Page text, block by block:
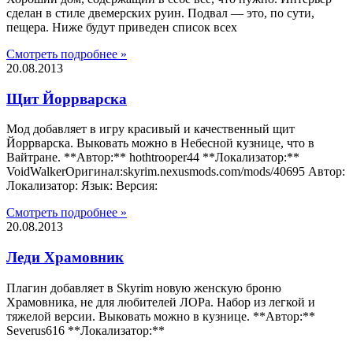
сделан в стиле двемерских руин. Подвал — это, по сути,
пещера. Ниже будут приведен список всех
Смотреть подробнее »
20.08.2013
Щит Йоррварска
Мод добавляет в игру красивый и качественный щит
Йоррварска. Выковать можно в Небесной кузнице, что в
Вайтране. **Автор:** hothtrooper44 **Локализатор:**
VoidWalkerОригинал:skyrim.nexusmods.com/mods/40695 Автор:
Локализатор: Язык: Версия:
Смотреть подробнее »
20.08.2013
Леди Храмовник
Плагин добавляет в Skyrim новую женскую броню
Храмовника, не для любителей ЛОРа. Набор из легкой и
тяжелой версии. Выковать можно в кузнице. **Автор:**
Severus616 **Локализатор:**